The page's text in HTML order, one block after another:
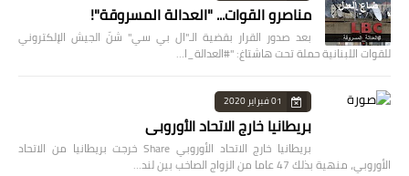
مناصرو القوات... "العدالة المسروقة"!
بعد صدور القرار بقضية الـ"ال بي سي" شنّ الجيش الإلكتروني
للقوات اللبنانية حملة تحت هاشتاغ: "#العدالة_ا…
01 فبراير 2020
بريطانيا خارج الاتحاد الأوروبي
بريطانيا خارج الاتحاد الأوروبي Share خرجت بريطانيا من الاتحاد
الأوروبي، منهية بذلك 47 عاما من الزواج الصاخب بين لند…